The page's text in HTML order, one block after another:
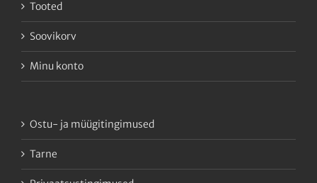
Tooted
Soovikorv
Minu konto
Ostu- ja müügitingimused
Tarne